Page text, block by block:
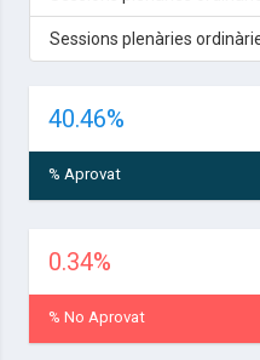
Sessions plenàries
40.46%
% Aprovat
0.34%
% No Aprovat